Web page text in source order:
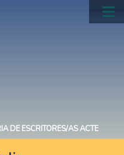
DE ESCRITORES/AS ACTE